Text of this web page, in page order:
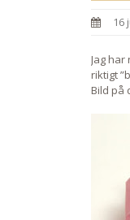
16
Jag
riktigt
Bild på